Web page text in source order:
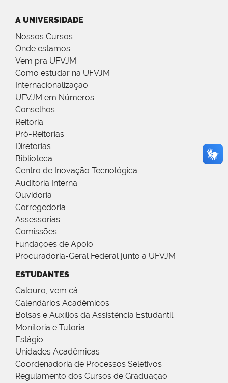
A UNIVERSIDADE
Nossos Cursos
Onde estamos
Vem pra UFVJM
Como estudar na UFVJM
Internacionalização
UFVJM em Números
Conselhos
Reitoria
Pró-Reitorias
Diretorias
Biblioteca
Centro de Inovação Tecnológica
Auditoria Interna
Ouvidoria
Corregedoria
Assessorias
Comissões
Fundações de Apoio
Procuradoria-Geral Federal junto a UFVJM
ESTUDANTES
Calouro, vem cá
Calendários Acadêmicos
Bolsas e Auxílios da Assistência Estudantil
Monitoria e Tutoria
Estágio
Unidades Acadêmicas
Coordenadoria de Processos Seletivos
Regulamento dos Cursos de Graduação